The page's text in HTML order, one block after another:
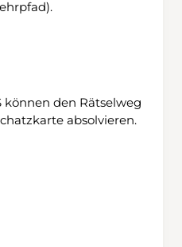
können den Rätselweg
absolvieren.